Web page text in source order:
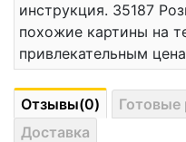
инструкция. 35187
похожие картины на
привлекательным
Отзывы(0)
Доставка